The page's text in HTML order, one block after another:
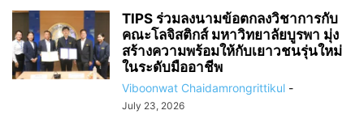
TIPS ร่วมลงนามข้อตกลงวิชาการกับ
คณะโลจิสติกส์ มหาวิทยาลัยบูรพา มุ่ง
สร้างความพร้อมให้กับเยาวชนรุ่นใหม่
ในระดับมืออาชีพ
Viboonwat Chaidamrongrittikul -
July 23, 2026